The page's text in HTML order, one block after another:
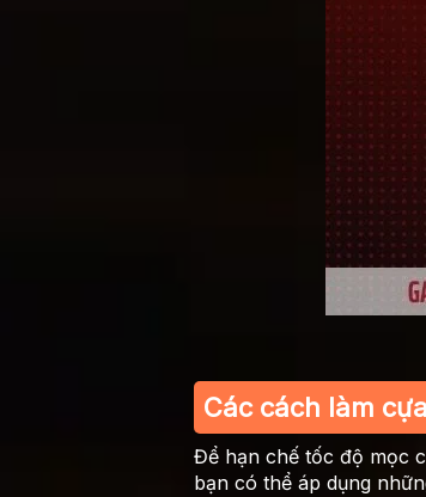
Các cách làm
Để hạn chế tốc độ mọc
bạn có thể áp dụng